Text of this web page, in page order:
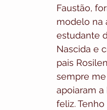
Faustão,
modelo na
estudante
Nascida e
pais
sempre
apoiaram
feliz.